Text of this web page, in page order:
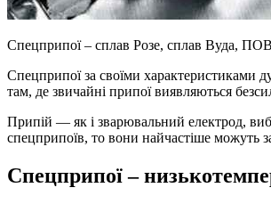
Спецприпої – сплав Розе, сплав Вуда,
Спецприпої за своїми характеристиками
там, де звичайні припої виявляються
Припій — як і зварювальний електрод,
спецприпоїв, то вони найчастіше можуть
Спецприпої –